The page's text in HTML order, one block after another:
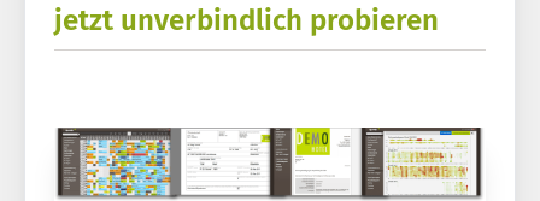
jetzt unverbindlich probieren